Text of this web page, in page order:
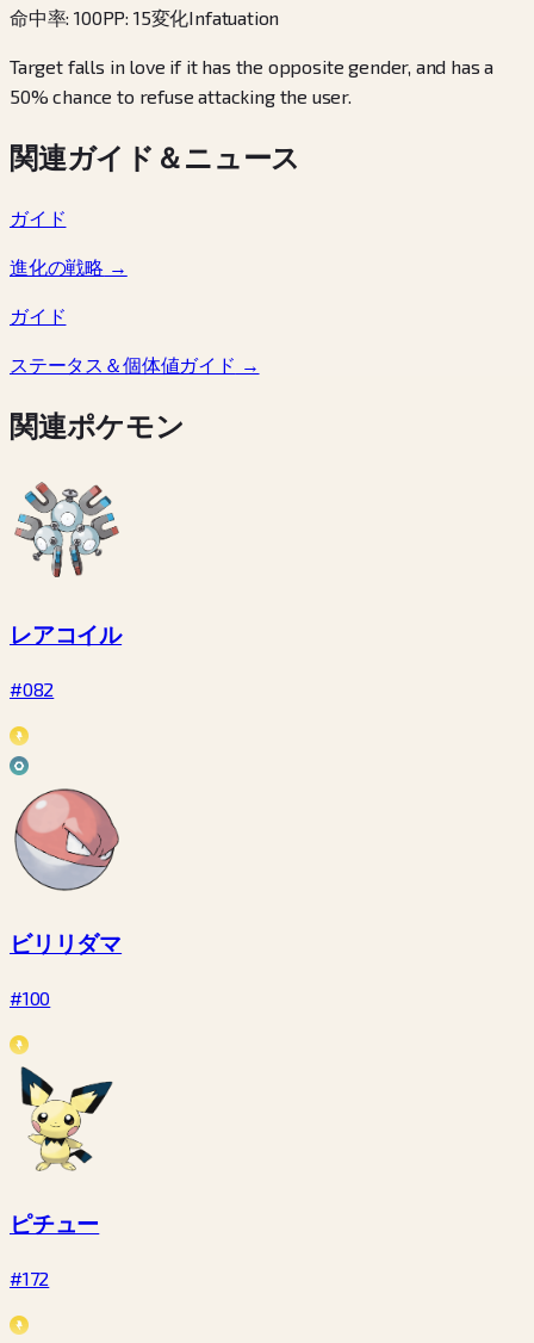
命中率:100PP: 15変化Infatuation
Target falls in love if it has the opposite gender, and has a
50% chance to refuse attacking the user.
関連ガイド＆ニュース
ガイド
進化の戦略 →
ガイド
ステータス＆個体値ガイド →
関連ポケモン
レアコイル
#082
ビリリダマ
#100
ピチュー
#172